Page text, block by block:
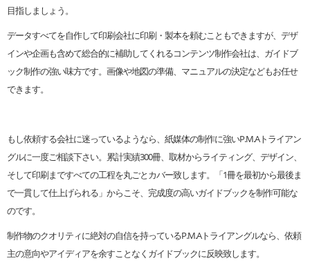
目指しましょう。
データすべてを自作して印刷会社に印刷・製本を頼むこともできますが、デザ
インや企画も含めて総合的に補助してくれるコンテンツ制作会社は、ガイドブ
ック制作の強い味方です。画像や地図の準備、マニュアルの決定などもお任せ
できます。
もし依頼する会社に迷っているようなら、紙媒体の制作に強いP.M.Aトライアン
グルに一度ご相談下さい。累計実績300冊、取材からライティング、デザイン、
そして印刷まですべての工程を丸ごとカバー致します。「1冊を最初から最後ま
で一貫して仕上げられる」からこそ、完成度の高いガイドブックを制作可能な
のです。
制作物のクオリティに絶対の自信を持っているP.M.Aトライアングルなら、依頼
主の意向やアイディアを余すことなくガイドブックに反映致します。